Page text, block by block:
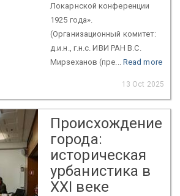
Локарнской конференции
1925 года».
(Организационный комитет:
д.и.н., г.н.с. ИВИ РАН В.С.
Мирзеханов (пре... Read more
13 Oct 2025
Происхождение
города:
историческая
урбанистика в
XXI веке